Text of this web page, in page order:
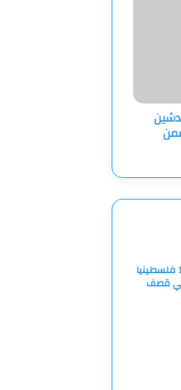
مصادر طبية تعلن مقتل 18 فلسطينيا
في قصف